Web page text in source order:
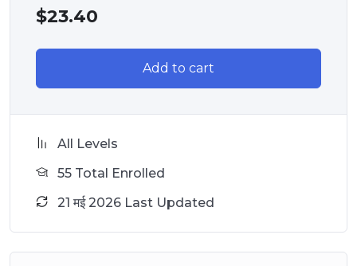
$23.40
Add to cart
All Levels
55 Total Enrolled
21 मई 2026 Last Updated